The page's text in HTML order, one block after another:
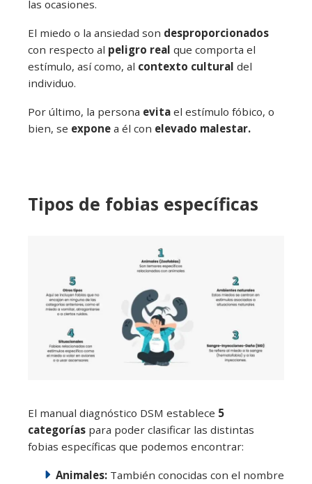
las ocasiones.
El miedo o la ansiedad son desproporcionados
con respecto al peligro real que comporta el
estímulo, así como, al contexto cultural del
individuo.
Por último, la persona evita el estímulo fóbico, o
bien, se expone a él con elevado malestar.
Tipos de fobias específicas
El manual diagnóstico DSM establece 5
categorías para poder clasificar las distintas
fobias específicas que podemos encontrar:
Animales: También conocidas con el nombre